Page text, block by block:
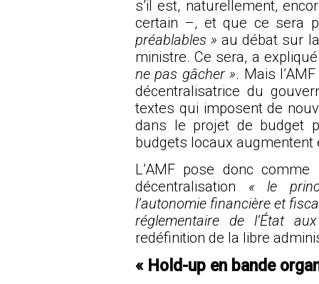
s’il est, naturellement,
certain –, et que ce sera
préablables » au débat sur
ministre. Ce sera, a
ne pas gâcher ». Mais
décentralisatrice du
textes qui imposent de
dans le projet de budget
budgets locaux augmentent
L’AMF pose donc
décentralisation « le
l’autonomie financière et
réglementaire de l’État
redéfinition de la libre
« Hold-up en bande